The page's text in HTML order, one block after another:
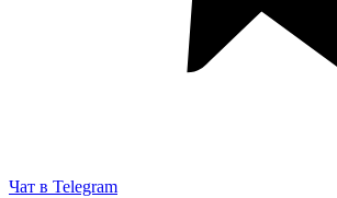
Чат в Telegram